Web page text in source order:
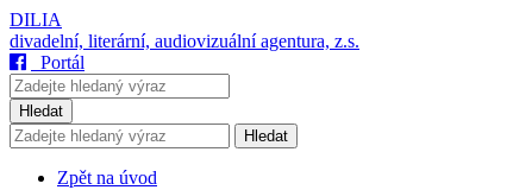
DILIA
divadelní, literární, audiovizuální agentura, z.s.
Portál
Hledat
Hledat
Zpět na úvod